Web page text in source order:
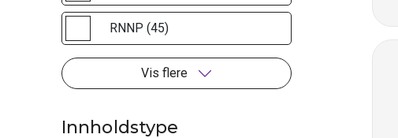
RNNP (45)
Vis flere
Innholdstype